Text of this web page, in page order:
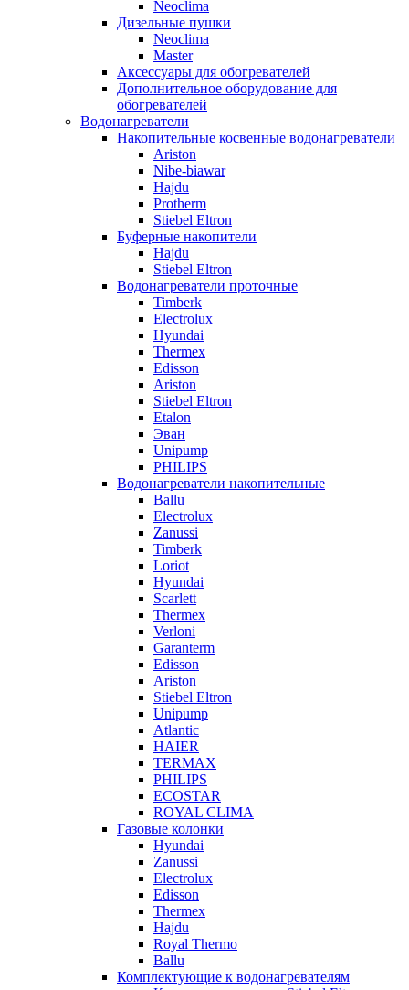
Neoclima
Дизельные пушки
Neoclima
Master
Аксессуары для обогревателей
Дополнительное оборудование для
обогревателей
Водонагреватели
Накопительные косвенные водонагреватели
Ariston
Nibe-biawar
Hajdu
Protherm
Stiebel Eltron
Буферные накопители
Hajdu
Stiebel Eltron
Водонагреватели проточные
Timberk
Electrolux
Hyundai
Thermex
Edisson
Ariston
Stiebel Eltron
Etalon
Эван
Unipump
PHILIPS
Водонагреватели накопительные
Ballu
Electrolux
Zanussi
Timberk
Loriot
Hyundai
Scarlett
Thermex
Verloni
Garanterm
Edisson
Ariston
Stiebel Eltron
Unipump
Atlantic
HAIER
TERMAX
PHILIPS
ECOSTAR
ROYAL CLIMA
Газовые колонки
Hyundai
Zanussi
Electrolux
Edisson
Thermex
Hajdu
Royal Thermo
Ballu
Комплектующие к водонагревателям